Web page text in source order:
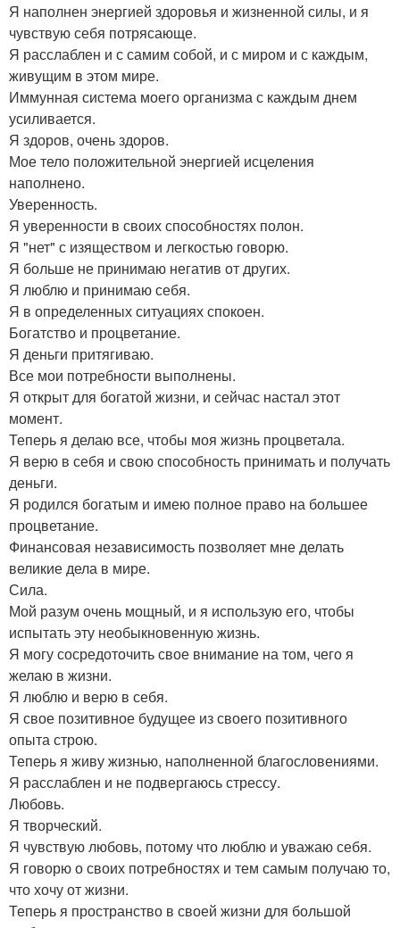
Я наполнен энергией здоровья и жизненной силы, и я
чувствую себя потрясающе.
Я расслаблен и с самим собой, и с миром и с каждым,
живущим в этом мире.
Иммунная система моего организма с каждым днем
усиливается.
Я здоров, очень здоров.
Мое тело положительной энергией исцеления
наполнено.
Уверенность.
Я уверенности в своих способностях полон.
Я "нет" с изяществом и легкостью говорю.
Я больше не принимаю негатив от других.
Я люблю и принимаю себя.
Я в определенных ситуациях спокоен.
Богатство и процветание.
Я деньги притягиваю.
Все мои потребности выполнены.
Я открыт для богатой жизни, и сейчас настал этот
момент.
Теперь я делаю все, чтобы моя жизнь процветала.
Я верю в себя и свою способность принимать и получать
деньги.
Я родился богатым и имею полное право на большее
процветание.
Финансовая независимость позволяет мне делать
великие дела в мире.
Сила.
Мой разум очень мощный, и я использую его, чтобы
испытать эту необыкновенную жизнь.
Я могу сосредоточить свое внимание на том, чего я
желаю в жизни.
Я люблю и верю в себя.
Я свое позитивное будущее из своего позитивного
опыта строю.
Теперь я живу жизнью, наполненной благословениями.
Я расслаблен и не подвергаюсь стрессу.
Любовь.
Я творческий.
Я чувствую любовь, потому что люблю и уважаю себя.
Я говорю о своих потребностях и тем самым получаю то,
что хочу от жизни.
Теперь я пространство в своей жизни для большой